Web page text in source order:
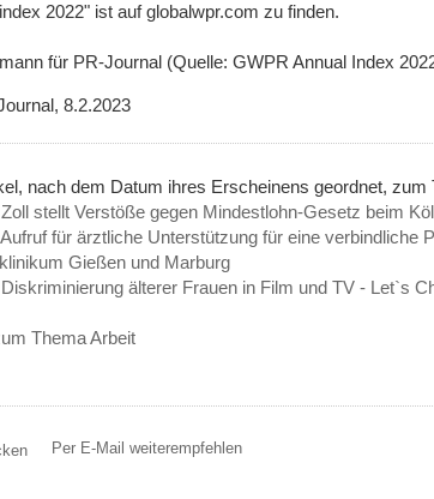
2022" ist auf globalwpr.com zu finden.
für PR-Journal (Quelle: GWPR Annual Index
8.2.2023
nach dem Datum ihres Erscheinens geordnet, zum
Zoll stellt Verstöße gegen Mindestlohn-Gesetz beim
Aufruf für ärztliche Unterstützung für eine verbindliche
Gießen und Marburg
Diskriminierung älterer Frauen in Film und TV - Let`s
Thema Arbeit
Per E-Mail weiterempfehlen